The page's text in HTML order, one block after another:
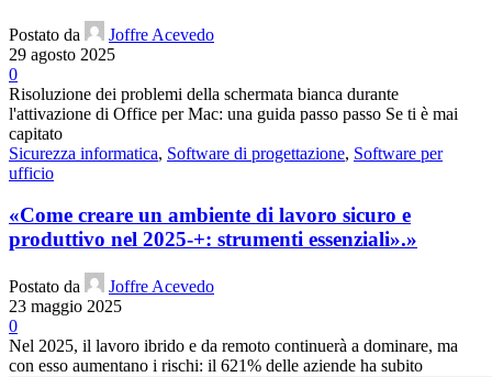
Postato da
Joffre Acevedo
29 agosto 2025
0
Risoluzione dei problemi della schermata bianca durante
l'attivazione di Office per Mac: una guida passo passo Se ti è mai
capitato
Sicurezza informatica, Software di progettazione, Software per
ufficio
«Come creare un ambiente di lavoro sicuro e
produttivo nel 2025-+: strumenti essenziali».»
Postato da
Joffre Acevedo
23 maggio 2025
0
Nel 2025, il lavoro ibrido e da remoto continuerà a dominare, ma
con esso aumentano i rischi: il 621% delle aziende ha subito